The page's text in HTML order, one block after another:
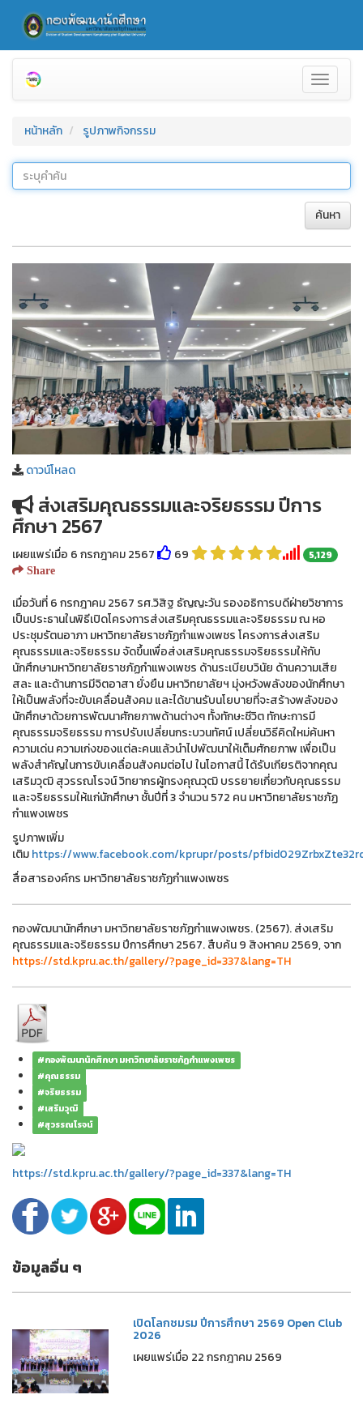
Toggle
หน้าหลัก
รูปภาพกิจกรรม
ค้นหา
ดาวน์โหลด
ส่งเสริมคุณธรรมและจริยธรรม ปีการ
ศึกษา 2567
เผยแพร่เมื่อ 6 กรกฎาคม 2567 69 5,129
Share
เมื่อวันที่ 6 กรกฎาคม 2567 รศ.วิสิฐ ธัญญะวัน รองอธิการบดีฝ่ายวิชาการ
เป็นประธานในพิธีเปิดโครงการส่งเสริมคุณธรรมและจริยธรรม ณ หอ
ประชุมรัตนอาภา มหาวิทยาลัยราชภัฏกำแพงเพชร โครงการส่งเสริม
คุณธรรมและจริยธรรม จัดขึ้นเพื่อส่งเสริมคุณธรรมจริยธรรมให้กับ
นักศึกษามหาวิทยาลัยราชภัฏกำแพงเพชร ด้านระเบียบวินัย ด้านความเสีย
สละ และด้านการมีจิตอาสา ยั่งยืน มหาวิทยาลัยฯ มุ่งหวังพลังของนักศึกษา
ให้เป็นพลังที่จะขับเคลื่อนสังคม และได้ขานรับนโยบายที่จะสร้างพลังของ
นักศึกษาด้วยการพัฒนาศักยภาพด้านต่างๆ ทั้งทักษะชีวิต ทักษะการมี
คุณธรรมจริยธรรม การปรับเปลี่ยนกระบวนทัศน์ เปลี่ยนวิธีคิดใหม่ค้นหา
ความเด่น ความเก่งของแต่ละคนแล้วนําไปพัฒนาให้เต็มศักยภาพ เพื่อเป็น
พลังสําคัญในการขับเคลื่อนสังคมต่อไป ในโอกาสนี้ ได้รับเกียรติจากคุณ
เสริมวุฒิ สุวรรณโรจน์ วิทยากรผู้ทรงคุณวุฒิ บรรยายเกี่ยวกับคุณธรรม
และจริยธรรมให้แก่นักศึกษา ชั้นปีที่ 3 จำนวน 572 คน มหาวิทยาลัยราชภัฏ
กำแพงเพชร
รูปภาพเพิ่ม
เติมhttps://www.facebook.com/kprupr/posts/
สื่อสารองค์กร มหาวิทยาลัยราชภัฏกำแพงเพชร
กองพัฒนานักศึกษา มหาวิทยาลัยราชภัฏกำแพงเพชร. (2567). ส่งเสริม
คุณธรรมและจริยธรรม ปีการศึกษา 2567. สืบค้น 9 สิงหาคม 2569, จาก
https://std.kpru.ac.th/gallery/?page_id=337&lang=TH
#กองพัฒนานักศึกษา มหาวิทยาลัยราชภัฏกำแพงเพชร
#คุณธรรม
#จริยธรรม
#เสริมวุฒิ
#สุวรรณโรจน์
https://std.kpru.ac.th/gallery/?page_id=337&lang=TH
ข้อมูลอื่น ๆ
เปิดโลกชมรม ปีการศึกษา 2569 Open Club
2026
เผยแพร่เมื่อ 22 กรกฎาคม 2569